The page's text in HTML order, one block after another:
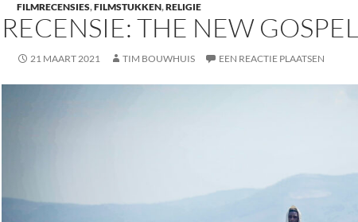
FILMRECENSIES,FILMSTUKKEN,RELIGIE
RECENSIE: THE NEW
21 MAART 2021 TIM BOUWHUIS EEN REACTIE PLAATSEN